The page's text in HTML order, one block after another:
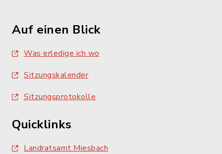
Auf einen Blick
Was erledige ich wo
Sitzungskalender
Sitzungsprotokolle
Quicklinks
Landratsamt Miesbach